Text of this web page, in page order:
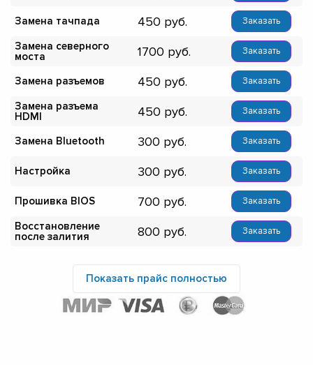
Замена тачпада 450 Заказать
Замена северного
моста
1700 Заказать
Замена разъемов 450 Заказать
Замена разъема
HDMI
450 Заказать
Замена Bluetooth 300 Заказать
Настройка 300 Заказать
Прошивка BIOS 700 Заказать
Восстановление
после залития
800 Заказать
Показать прайс полностью